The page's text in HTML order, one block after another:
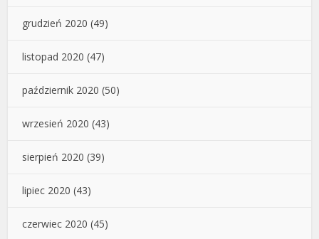
grudzień 2020 (49)
listopad 2020 (47)
październik 2020 (50)
wrzesień 2020 (43)
sierpień 2020 (39)
lipiec 2020 (43)
czerwiec 2020 (45)